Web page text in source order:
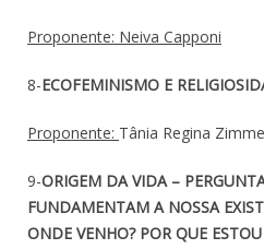
Proponente: Neiva Capponi
8-ECOFEMINISMO E
Proponente: Tânia Regina
9-ORIGEM DA VIDA –
FUNDAMENTAM A NOSSA
ONDE VENHO? POR QUE